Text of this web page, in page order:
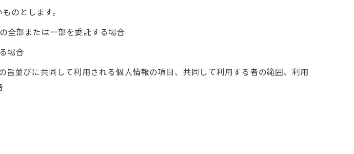
のとします。
全部または一部を委託する場合
場合
並びに共同して利用される個人情報の項目、共同して利用する者の範囲、利用